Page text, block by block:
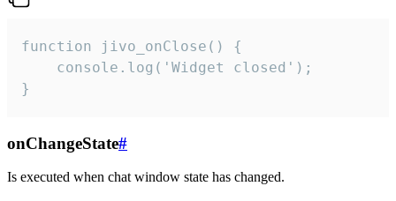
function jivo_onClose() {
    console.log('Widget closed');
}
onChangeState#
Is executed when chat window state has changed.